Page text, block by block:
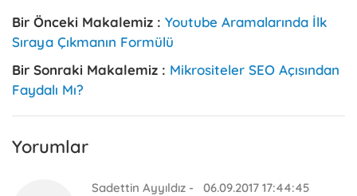
Bir Önceki Makalemiz : Youtube Aramalarında İlk
Sıraya Çıkmanın Formülü
Bir Sonraki Makalemiz : Mikrositeler SEO Açısından
Faydalı Mı?
Yorumlar
Sadettin Ayyıldız - 06.09.2017 17:44:45